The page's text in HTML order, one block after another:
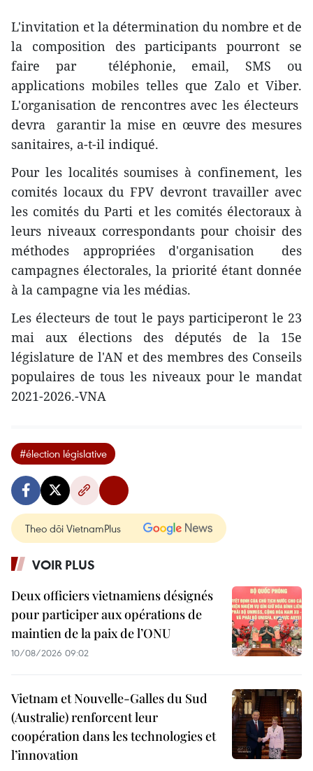
L'invitation et la détermination du nombre et de
la composition des participants pourront se
faire par téléphonie, email, SMS ou
applications mobiles telles que Zalo et Viber.
L'organisation de rencontres avec les électeurs
devra garantir la mise en œuvre des mesures
sanitaires, a-t-il indiqué.
Pour les localités soumises à confinement, les
comités locaux du FPV devront travailler avec
les comités du Parti et les comités électoraux à
leurs niveaux correspondants pour choisir des
méthodes appropriées d'organisation des
campagnes électorales, la priorité étant donnée
à la campagne via les médias.
Les électeurs de tout le pays participeront le 23
mai aux élections des députés de la 15e
législature de l'AN et des membres des Conseils
populaires de tous les niveaux pour le mandat
2021-2026.-VNA
#élection législative
Theo dõi VietnamPlus
VOIR PLUS
Deux officiers vietnamiens désignés
pour participer aux opérations de
maintien de la paix de l’ONU
10/08/2026 09:02
Vietnam et Nouvelle-Galles du Sud
(Australie) renforcent leur
coopération dans les technologies et
l’innovation